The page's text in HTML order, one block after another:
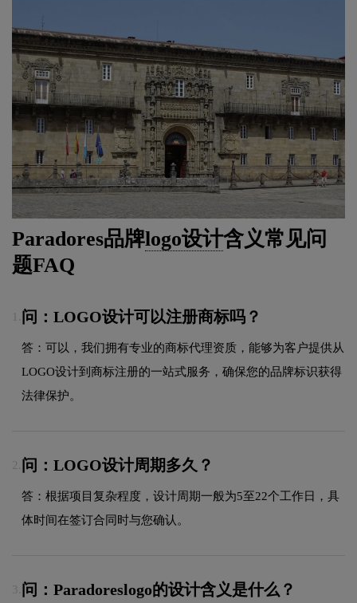
Paradores品牌logo设计含义常见问
题FAQ
问：LOGO设计可以注册商标吗？
答：可以，我们拥有专业的商标代理资质，能够为客户提供从
LOGO设计到商标注册的一站式服务，确保您的品牌标识获得
法律保护。
2. 问：LOGO设计周期多久？
答：根据项目复杂程度，设计周期一般为5至22个工作日，具
体时间在签订合同时与您确认。
3. 问：Paradoreslogo的设计含义是什么？